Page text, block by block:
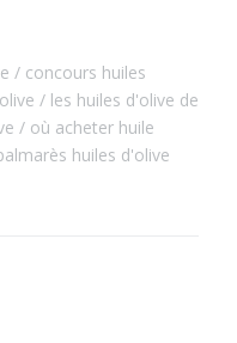
concours huiles
les huiles d'olive de
où acheter huile
huiles d'olive